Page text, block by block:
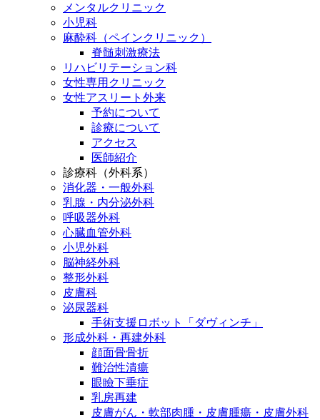
メンタルクリニック
小児科
麻酔科（ペインクリニック）
脊髄刺激療法
リハビリテーション科
女性専用クリニック
女性アスリート外来
予約について
診療について
アクセス
医師紹介
診療科（外科系）
消化器・一般外科
乳腺・内分泌外科
呼吸器外科
心臓血管外科
小児外科
脳神経外科
整形外科
皮膚科
泌尿器科
手術支援ロボット「ダヴィンチ」
形成外科・再建外科
顔面骨骨折
難治性潰瘍
眼瞼下垂症
乳房再建
皮膚がん・軟部肉腫・皮膚腫瘍・皮膚外科